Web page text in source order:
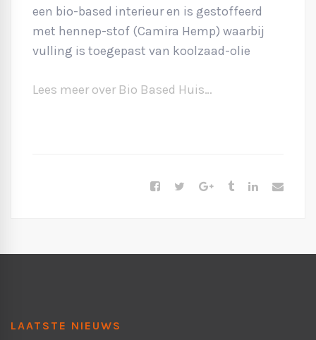
een bio-based interieur en is gestoffeerd
met hennep-stof (Camira Hemp) waarbij
vulling is toegepast van koolzaad-olie
Lees meer over Bio Based Huis…
LAATSTE NIEUWS